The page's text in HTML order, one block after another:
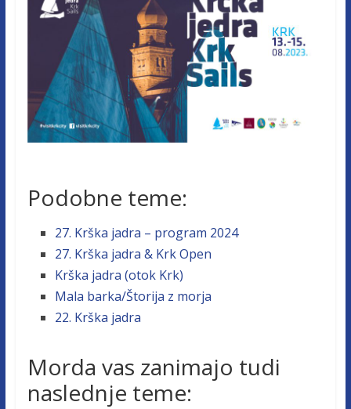
Podobne teme:
27. Krška jadra – program 2024
27. Krška jadra & Krk Open
Krška jadra (otok Krk)
Mala barka/Štorija z morja
22. Krška jadra
Morda vas zanimajo tudi
naslednje teme: